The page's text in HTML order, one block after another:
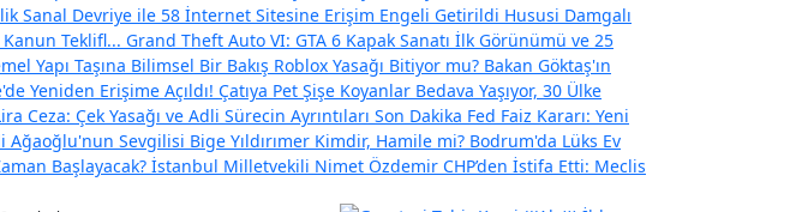
Sanal Devriye ile 58 İnternet Sitesine Erişim Engeli Getirildi Hususi Damgalı
Teklifl... Grand Theft Auto VI: GTA 6 Kapak Sanatı İlk Görünümü ve 25
Yapı Taşına Bilimsel Bir Bakış Roblox Yasağı Bitiyor mu? Bakan Göktaş'ın
Yeniden Erişime Açıldı! Çatıya Pet Şişe Koyanlar Bedava Yaşıyor, 30 Ülke
Ceza: Çek Yasağı ve Adli Sürecin Ayrıntıları Son Dakika Fed Faiz Kararı: Yeni
Ağaoğlu'nun Sevgilisi Bige Yıldırımer Kimdir, Hamile mi? Bodrum'da Lüks Ev
Başlayacak? İstanbul Milletvekili Nimet Özdemir CHP’den İstifa Etti: Meclis